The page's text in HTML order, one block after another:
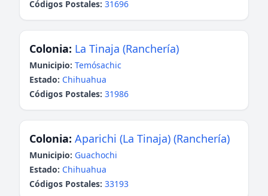
Códigos Postales: 31696
Colonia: La Tinaja (Ranchería)
Municipio: Temósachic
Estado: Chihuahua
Códigos Postales: 31986
Colonia: Aparichi (La Tinaja) (Ranchería)
Municipio: Guachochi
Estado: Chihuahua
Códigos Postales: 33193